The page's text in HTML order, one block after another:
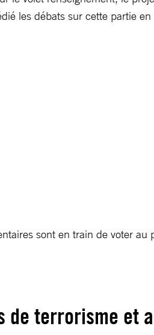
les débats sur cette partie
sont en train de voter au
terrorisme et